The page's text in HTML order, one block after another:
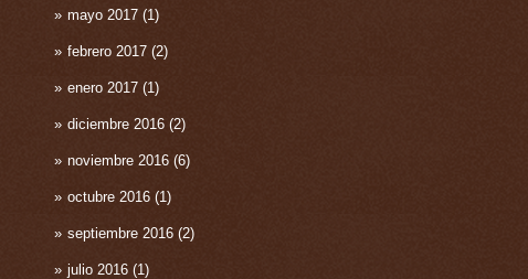
mayo 2017 (1)
febrero 2017 (2)
enero 2017 (1)
diciembre 2016 (2)
noviembre 2016 (6)
octubre 2016 (1)
septiembre 2016 (2)
julio 2016 (1)